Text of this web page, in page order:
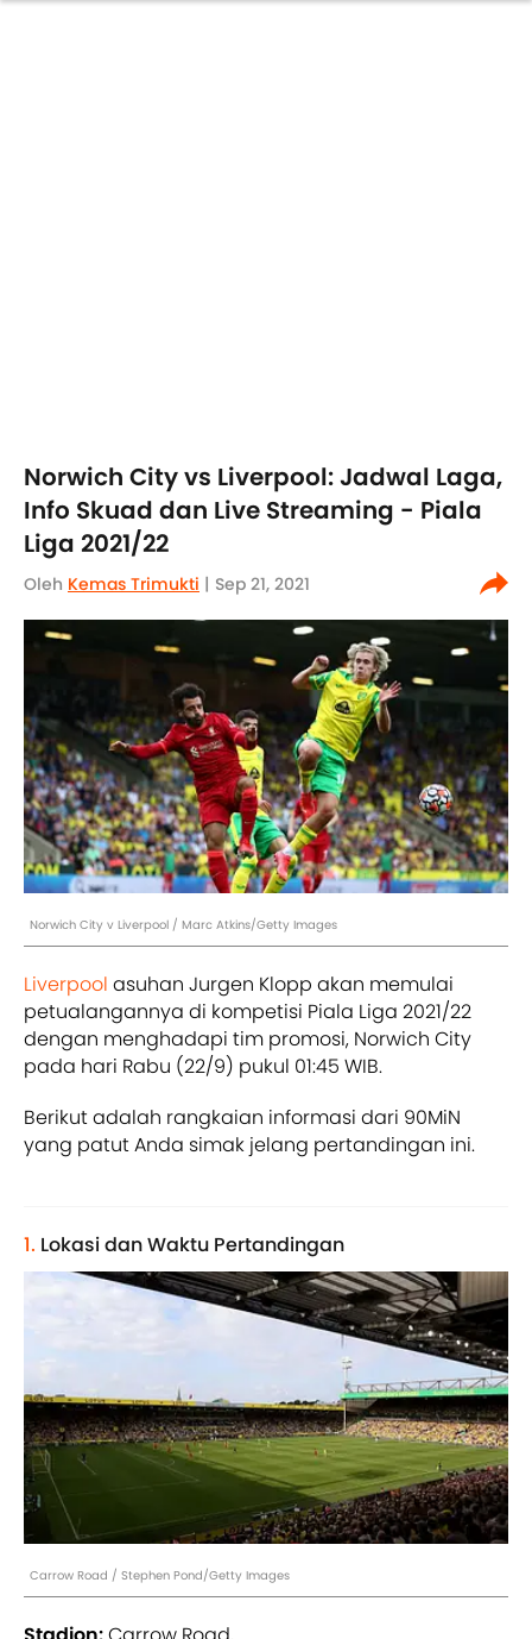
Norwich City vs Liverpool: Jadwal Laga,
Info Skuad dan Live Streaming - Piala
Liga 2021/22
Oleh Kemas Trimukti | Sep 21, 2021
Norwich City v Liverpool / Marc Atkins/Getty Images
Liverpool asuhan Jurgen Klopp akan memulai
petualangannya di kompetisi Piala Liga 2021/22
dengan menghadapi tim promosi, Norwich City
pada hari Rabu (22/9) pukul 01:45 WIB.
Berikut adalah rangkaian informasi dari 90MiN
yang patut Anda simak jelang pertandingan ini.
1. Lokasi dan Waktu Pertandingan
Carrow Road / Stephen Pond/Getty Images